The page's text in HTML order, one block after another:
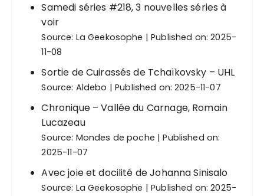
Samedi séries #218, 3 nouvelles séries à
voir
Source: La Geekosophe
Published on: 2025-
11-08
Sortie de Cuirassés de Tchaïkovsky – UHL
Source: Aldebo Published on: 2025-11-07
Chronique – Vallée du Carnage, Romain
Lucazeau
Source: Mondes de poche
Published on:
2025-11-07
Avec joie et docilité de Johanna Sinisalo
Source: La Geekosophe
Published on: 2025-